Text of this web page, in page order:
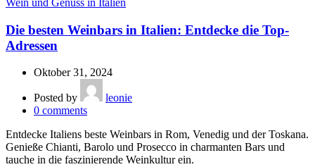
Wein und Genuss in Italien
Die besten Weinbars in Italien: Entdecke die Top-
Adressen
Oktober 31, 2024
Posted by
leonie
0 comments
Entdecke Italiens beste Weinbars in Rom, Venedig und der Toskana.
Genieße Chianti, Barolo und Prosecco in charmanten Bars und
tauche in die faszinierende Weinkultur ein.